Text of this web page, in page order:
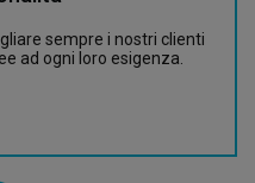
sempre i nostri clienti
ad ogni loro esigenza.